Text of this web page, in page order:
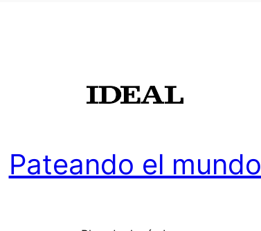
Pateando el mundo